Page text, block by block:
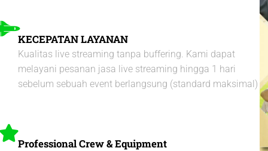
KECEPATAN LAYANAN
Kualitas live streaming tanpa buffering. Kami dapat
melayani pesanan jasa live streaming hingga 1 hari
sebelum sebuah event berlangsung (standard maksimal)​
Professional Crew & Equipment